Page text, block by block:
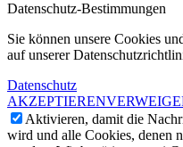
Datenschutz-Bestimmungen
Sie können unsere Cookies
auf unserer
Datenschutz
AKZEPTIEREN
Aktivieren, damit die
wird und alle Cookies, denen